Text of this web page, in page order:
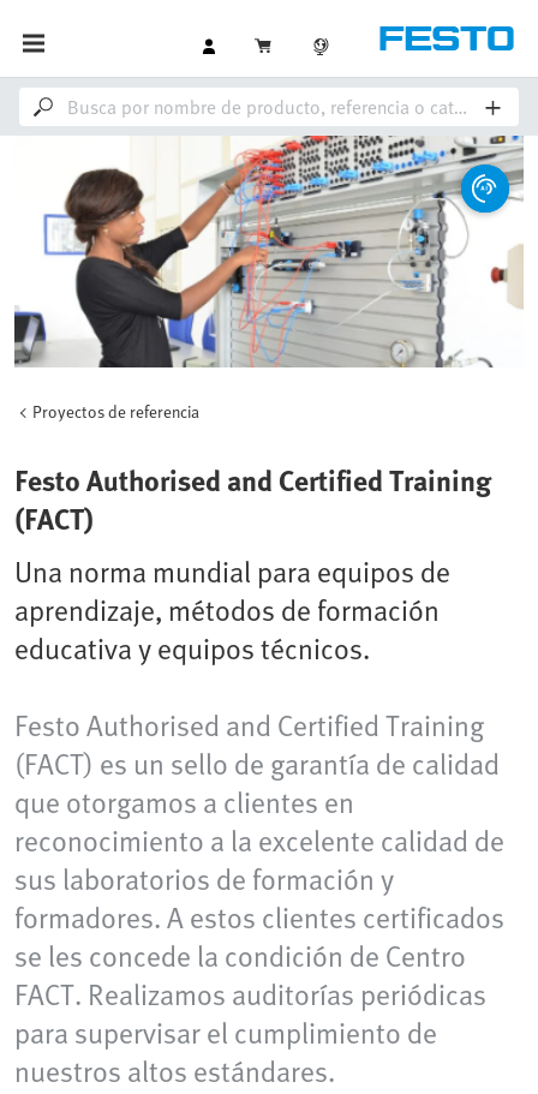
Proyectos de referencia
Festo Authorised and Certified Training
(FACT)
Una norma mundial para equipos de
aprendizaje, métodos de formación
educativa y equipos técnicos.
Festo Authorised and Certified Training
(FACT) es un sello de garantía de calidad
que otorgamos a clientes en
reconocimiento a la excelente calidad de
sus laboratorios de formación y
formadores. A estos clientes certificados
se les concede la condición de Centro
FACT. Realizamos auditorías periódicas
para supervisar el cumplimiento de
nuestros altos estándares.